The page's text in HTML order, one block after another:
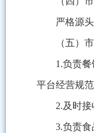
严格源
（五）
1.负责
平台经营规范
2.及时
3.负责